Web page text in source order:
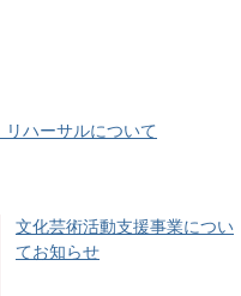
リハーサルについて
文化芸術活動支援事業につい
てお知らせ